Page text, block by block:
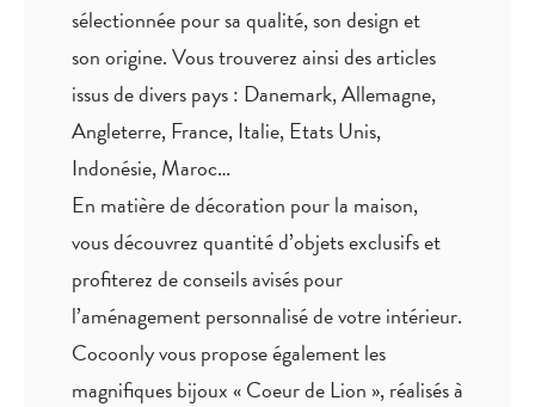
sélectionnée pour sa qualité, son design et
son origine. Vous trouverez ainsi des articles
issus de divers pays : Danemark, Allemagne,
Angleterre, France, Italie, Etats Unis,
Indonésie, Maroc…
En matière de décoration pour la maison,
vous découvrez quantitéd’objets exclusifset
profiterez deconseils aviséspour
l’aménagement personnalisé de votre intérieur.
Cocoonly vous propose également les
magnifiques bijoux « Coeur de Lion », réalisés à